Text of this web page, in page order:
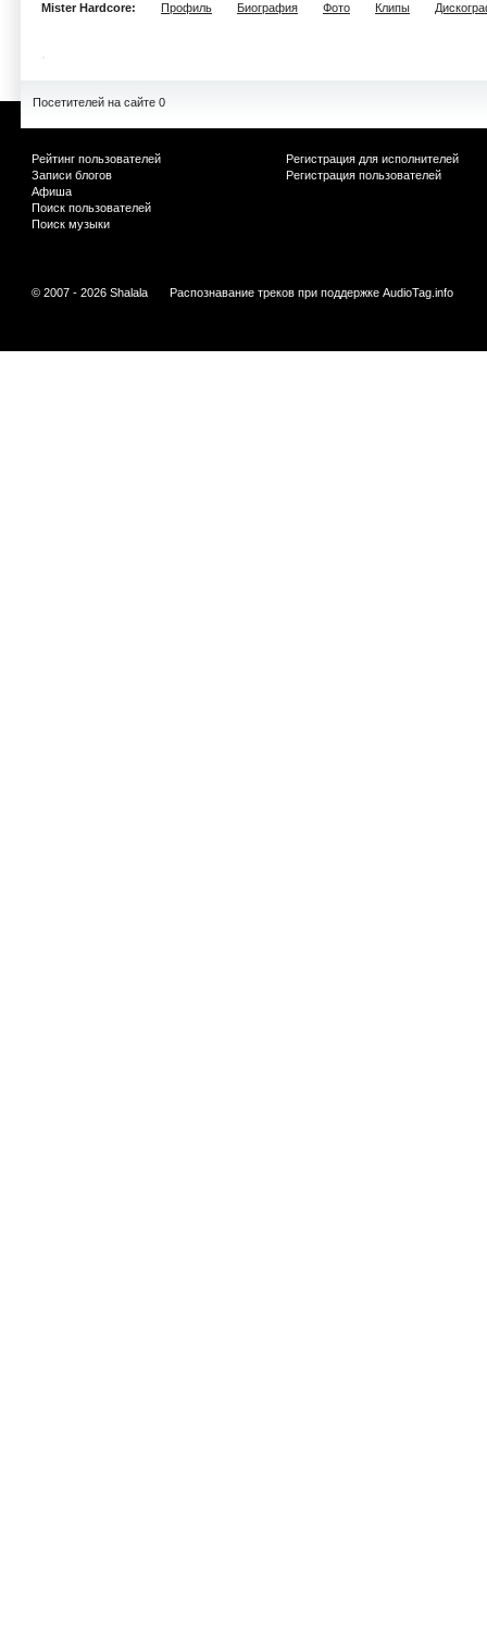
Mister Hardcore: Профиль Биография Фото Клипы
Посетителей на сайте 0
Рейтинг пользователей
Записи блогов
Афиша
Поиск пользователей
Поиск музыки
Регистрация для исполнителей
Регистрация пользователей
© 2007 - 2026 Shalala Распознавание треков при поддержке AudioTag.info